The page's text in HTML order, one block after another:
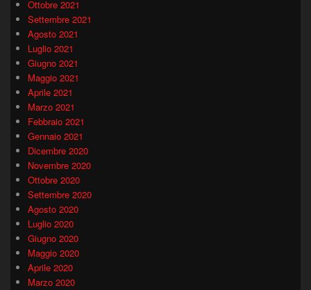
Ottobre 2021
Settembre 2021
Agosto 2021
Luglio 2021
Giugno 2021
Maggio 2021
Aprile 2021
Marzo 2021
Febbraio 2021
Gennaio 2021
Dicembre 2020
Novembre 2020
Ottobre 2020
Settembre 2020
Agosto 2020
Luglio 2020
Giugno 2020
Maggio 2020
Aprile 2020
Marzo 2020